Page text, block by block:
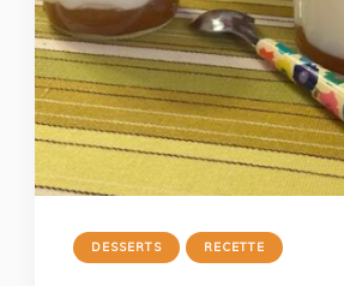
DESSERTS RECETTE